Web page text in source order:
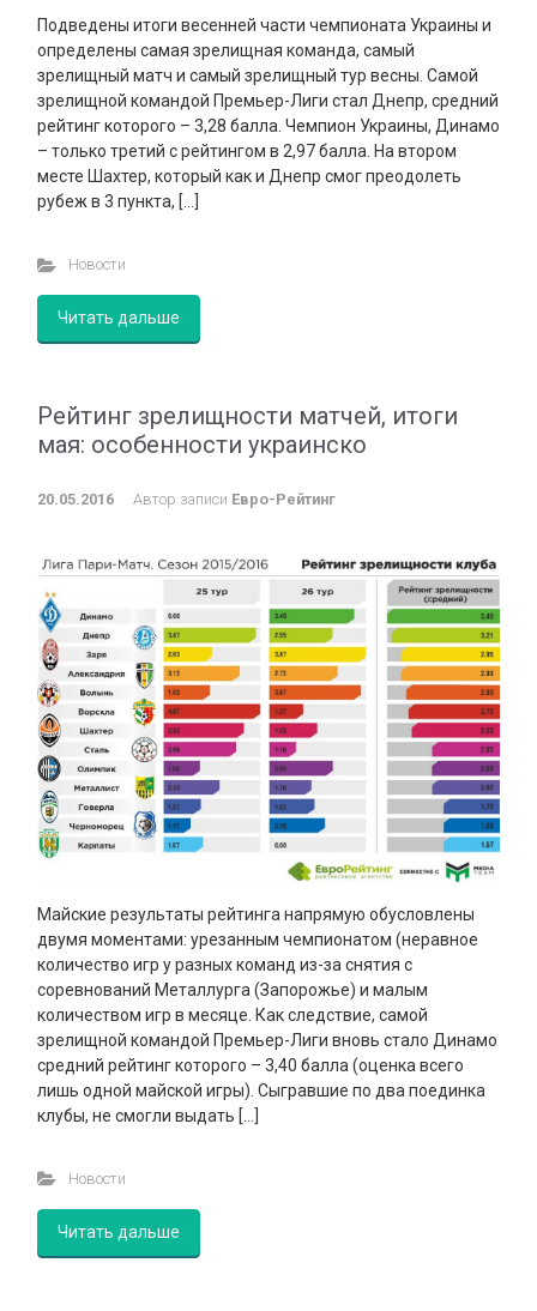
Подведены итоги весенней части чемпионата Украины и
определены самая зрелищная команда, самый
зрелищный матч и самый зрелищный тур весны. Самой
зрелищной командой Премьер-Лиги стал Днепр, средний
рейтинг которого – 3,28 балла. Чемпион Украины, Динамо
– только третий с рейтингом в 2,97 балла. На втором
месте Шахтер, который как и Днепр смог преодолеть
рубеж в 3 пункта, […]
Новости
Читать дальше
Рейтинг зрелищности матчей, итоги
мая: особенности украинско
20.05.2016 Автор записи Евро-Рейтинг
Майские результаты рейтинга напрямую обусловлены
двумя моментами: урезанным чемпионатом (неравное
количество игр у разных команд из-за снятия с
соревнований Металлурга (Запорожье) и малым
количеством игр в месяце. Как следствие, самой
зрелищной командой Премьер-Лиги вновь стало Динамо
средний рейтинг которого – 3,40 балла (оценка всего
лишь одной майской игры). Сыгравшие по два поединка
клубы, не смогли выдать […]
Новости
Читать дальше